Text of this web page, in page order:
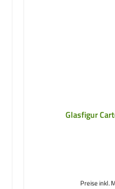
Glasfigur
Preise inkl.